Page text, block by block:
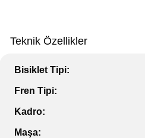
Teknik Özellikler
Bisiklet Tipi:
Fren Tipi:
Kadro:
Maşa: